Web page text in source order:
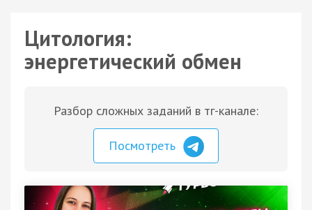
Цитология:
энергетический обмен
Разбор сложных заданий в тг-канале:
Посмотреть